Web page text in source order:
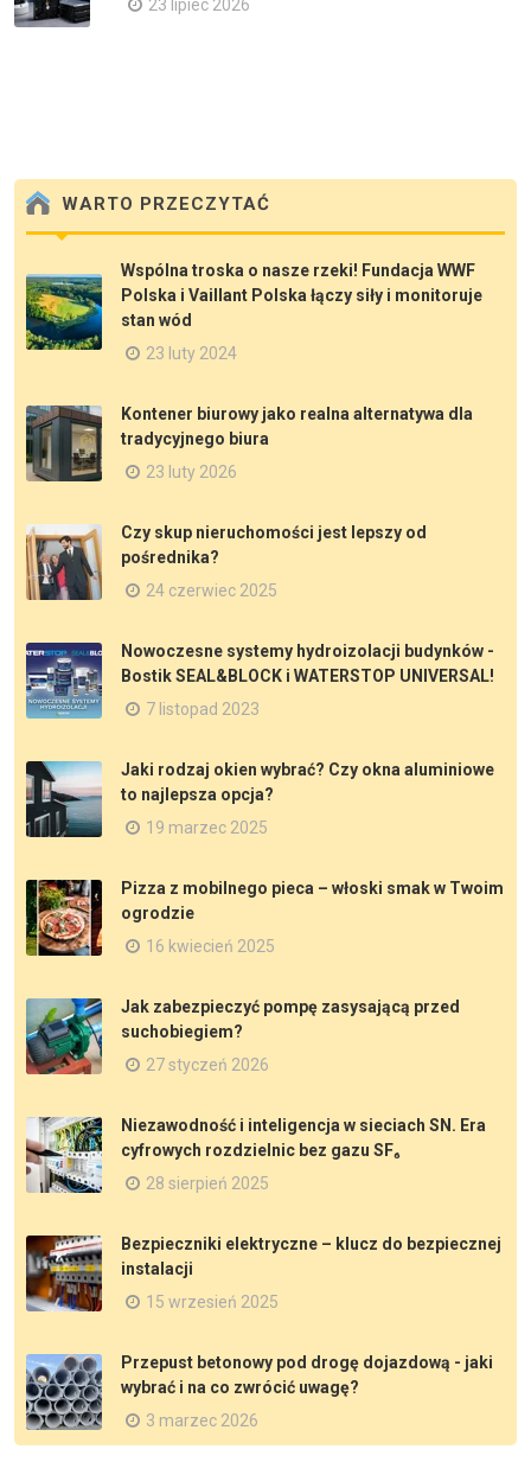
23 lipiec 2026
WARTO PRZECZYTAĆ
Wspólna troska o nasze rzeki! Fundacja WWF
Polska i Vaillant Polska łączy siły i monitoruje
stan wód
23 luty 2024
Kontener biurowy jako realna alternatywa dla
tradycyjnego biura
23 luty 2026
Czy skup nieruchomości jest lepszy od
pośrednika?
24 czerwiec 2025
Nowoczesne systemy hydroizolacji budynków -
Bostik SEAL&BLOCK i WATERSTOP UNIVERSAL!
7 listopad 2023
Jaki rodzaj okien wybrać? Czy okna aluminiowe
to najlepsza opcja?
19 marzec 2025
Pizza z mobilnego pieca – włoski smak w Twoim
ogrodzie
16 kwiecień 2025
Jak zabezpieczyć pompę zasysającą przed
suchobiegiem?
27 styczeń 2026
Niezawodność i inteligencja w sieciach SN. Era
cyfrowych rozdzielnic bez gazu SF₆
28 sierpień 2025
Bezpieczniki elektryczne – klucz do bezpiecznej
instalacji
15 wrzesień 2025
Przepust betonowy pod drogę dojazdową - jaki
wybrać i na co zwrócić uwagę?
3 marzec 2026